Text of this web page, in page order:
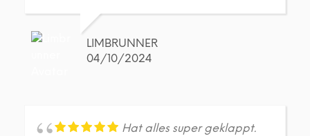
LIMBRUNNER
04/10/2024
Hat alles super geklappt.